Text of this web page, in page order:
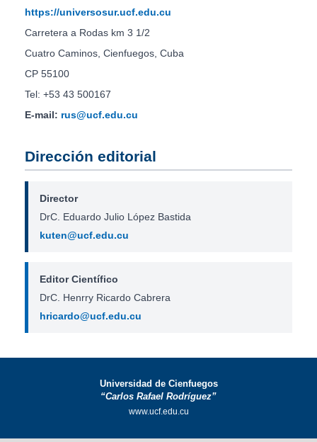
https://universosur.ucf.edu.cu
Carretera a Rodas km 3 1/2
Cuatro Caminos, Cienfuegos, Cuba
CP 55100
Tel: +53 43 500167
E-mail: rus@ucf.edu.cu
Dirección editorial
Director
DrC. Eduardo Julio López Bastida
kuten@ucf.edu.cu
Editor Científico
DrC. Henrry Ricardo Cabrera
hricardo@ucf.edu.cu
Universidad de Cienfuegos
“Carlos Rafael Rodríguez”
www.ucf.edu.cu